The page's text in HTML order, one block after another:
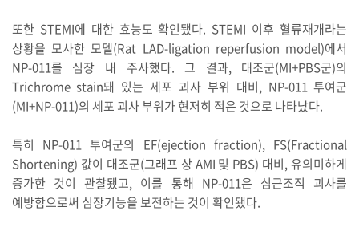
또한 STEMI에 대한 효능도 확인됐다. STEMI 이후 혈류재개라는
상황을 모사한 모델(Rat LAD-ligation reperfusion model)에서
NP-011를 심장 내 주사했다. 그 결과, 대조군(MI+PBS군)의
Trichrome stain돼 있는 세포 괴사 부위 대비, NP-011 투여군
(MI+NP-011)의 세포 괴사 부위가 현저히 적은 것으로 나타났다.
특히 NP-011 투여군의 EF(ejection fraction), FS(Fractional
Shortening) 값이 대조군(그래프 상 AMI 및 PBS) 대비, 유의미하게
증가한 것이 관찰됐고, 이를 통해 NP-011은 심근조직 괴사를
예방함으로써 심장기능을 보전하는 것이 확인됐다.